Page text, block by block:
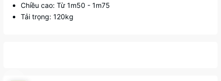
Chiều cao: Từ 1m50 - 1m75
Tải trọng: 120kg